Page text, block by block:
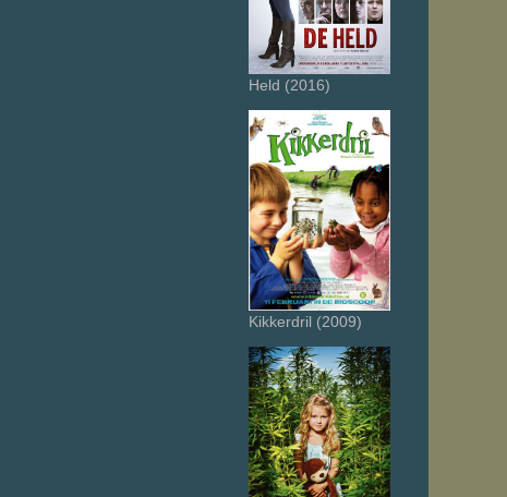
Held (2016)
Kikkerdril (2009)